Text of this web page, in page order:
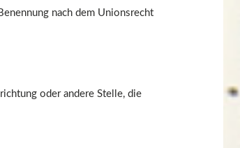
nach dem Unionsrecht
oder andere Stelle, die